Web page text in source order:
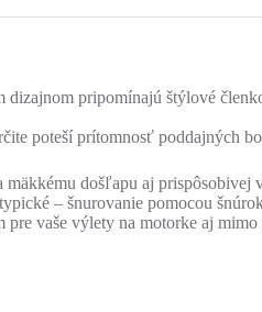
pripomínajú štýlové
poteší prítomnosť poddajných
došľapu aj
– šnurovanie pomocou
vaše výlety na motorke aj